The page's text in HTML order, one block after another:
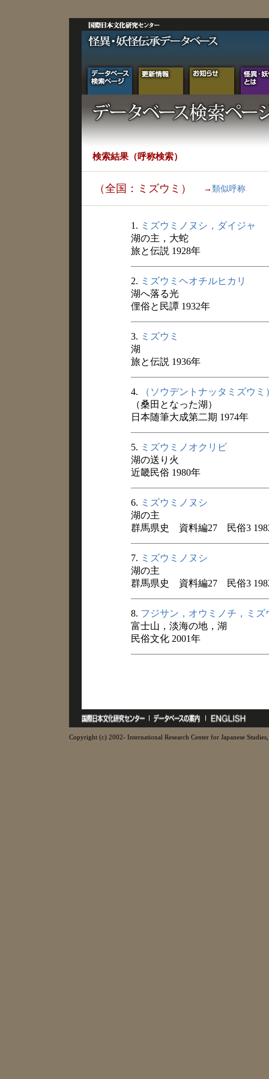
検索結果（呼称検索）
（全国：ミズウミ） → 類似呼称
1. ミズウミノヌシ，ダイジャ
湖の主，大蛇
旅と伝説 1928年
2. ミズウミヘオチルヒカリ
湖へ落る光
俚俗と民譚 1932年
3. ミズウミ
湖
旅と伝説 1936年
4.
（ソウデントナッタミズウミ
（桑田となった湖）
日本随筆大成第二期 1974年
5. ミズウミノオクリビ
湖の送り火
近畿民俗 1980年
6. ミズウミノヌシ
湖の主
群馬県史 資料編27 民俗3
7. ミズウミノヌシ
湖の主
群馬県史 資料編27 民俗3
8. フジサン，オウミノチ，ミズ
富士山，淡海の地，湖
民俗文化 2001年
Copyright (c) 2002- International Research Center for Japanese